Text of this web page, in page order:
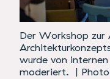
Der Workshop zur
wurde von
moderiert. |